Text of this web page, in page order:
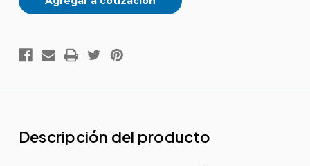
Descripción del producto